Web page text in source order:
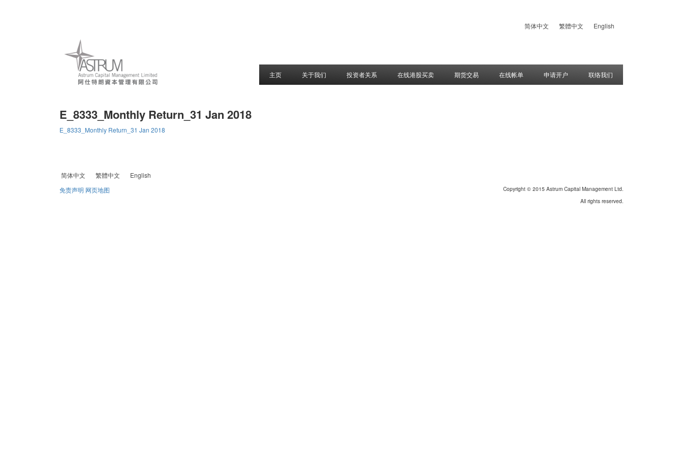
简体中文 繁體中文 English
主页 关于我们 投资者关系 在线港股买卖 期货交易 在线帐单 申请开户 联络我们
E_8333_Monthly Return_31 Jan 2018
E_8333_Monthly Return_31 Jan 2018
简体中文 繁體中文
English
免责声明 网页地图
Copyright © 2015 Astrum Capital Management Ltd.
All rights reserved.